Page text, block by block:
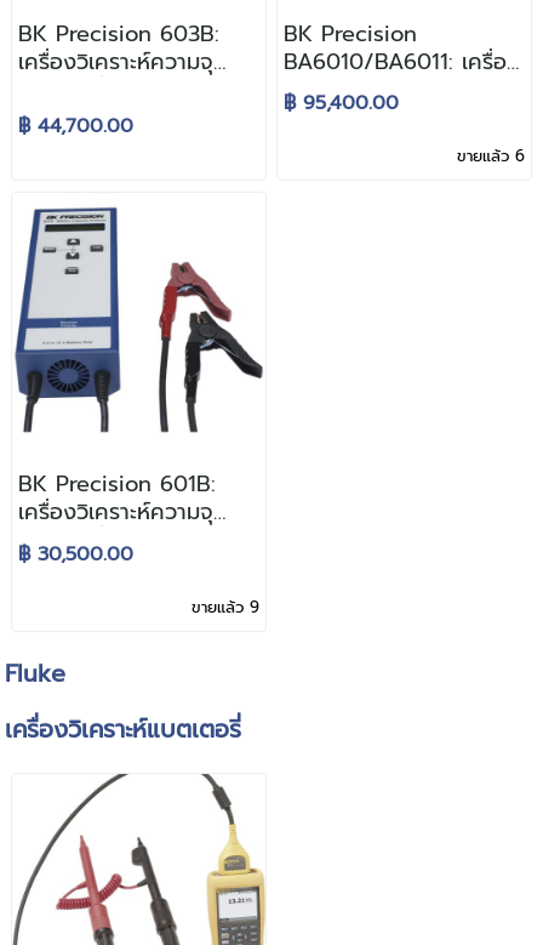
BK Precision 603B:
เครื่องวิเคราะห์ความจุ
฿ 44,700.00
BK Precision
BA6010/BA6011: เครื่อง
วัดความต้านทานภายใน
ของแบตเตอรี่
฿ 95,400.00
ขายแล้ว 6
BK Precision 601B:
เครื่องวิเคราะห์ความจุ
แบตเตอรี่
฿ 30,500.00
ขายแล้ว 9
Fluke
เครื่องวิเคราะห์แบตเตอรี่